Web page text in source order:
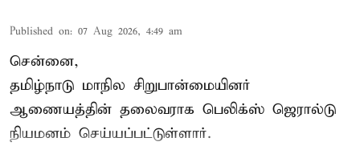
Published on: 07 Aug 2026, 4:49 am
சென்னை,
தமிழ்நாடு மாநில சிறுபான்மையினர்
ஆணையத்தின் தலைவராக பெலிக்ஸ் ஜெரால்டு
நியமனம் செய்யப்பட்டுள்ளார்.